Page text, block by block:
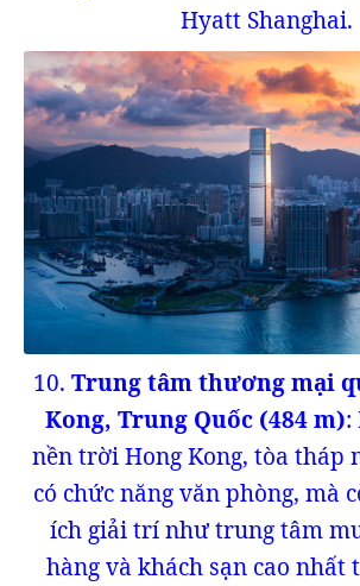
Hyatt Shanghai.
10. Trung tâm thương mại
Kong, Trung Quốc (484 m):
nền trời Hong Kong, tòa tháp
có chức năng văn phòng, mà
ích giải trí như trung tâm
hàng và khách sạn cao nhất